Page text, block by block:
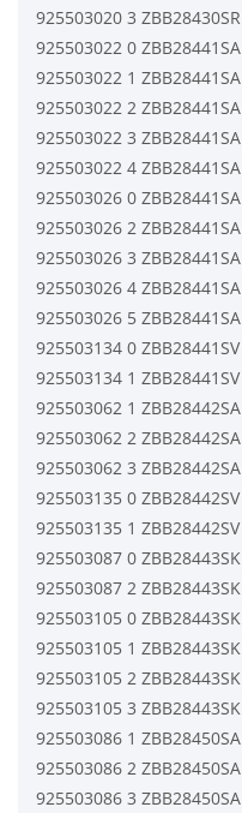
925503020 3 ZBB28430SR
925503022 0 ZBB28441SA
925503022 1 ZBB28441SA
925503022 2 ZBB28441SA
925503022 3 ZBB28441SA
925503022 4 ZBB28441SA
925503026 0 ZBB28441SA
925503026 2 ZBB28441SA
925503026 3 ZBB28441SA
925503026 4 ZBB28441SA
925503026 5 ZBB28441SA
925503134 0 ZBB28441SV
925503134 1 ZBB28441SV
925503062 1 ZBB28442SA
925503062 2 ZBB28442SA
925503062 3 ZBB28442SA
925503135 0 ZBB28442SV
925503135 1 ZBB28442SV
925503087 0 ZBB28443SK
925503087 2 ZBB28443SK
925503105 0 ZBB28443SK
925503105 1 ZBB28443SK
925503105 2 ZBB28443SK
925503105 3 ZBB28443SK
925503086 1 ZBB28450SA
925503086 2 ZBB28450SA
925503086 3 ZBB28450SA